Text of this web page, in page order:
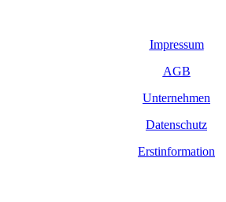
Impressum
AGB
Unternehmen
Datenschutz
Erstinformation